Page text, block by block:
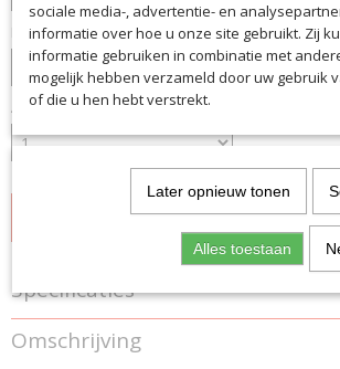
Maat
Aantal
IN WINKELWAGEN
Specificaties
Productcode
4544-141
Omschrijving
sociale media-, advertentie- en
informatie over hoe u onze site gebruikt. Zij
informatie gebruiken in combinatie met
mogelijk hebben verzameld door uw gebruik
of die u hen hebt verstrekt.
Later opnieuw tonen
Alles toestaan